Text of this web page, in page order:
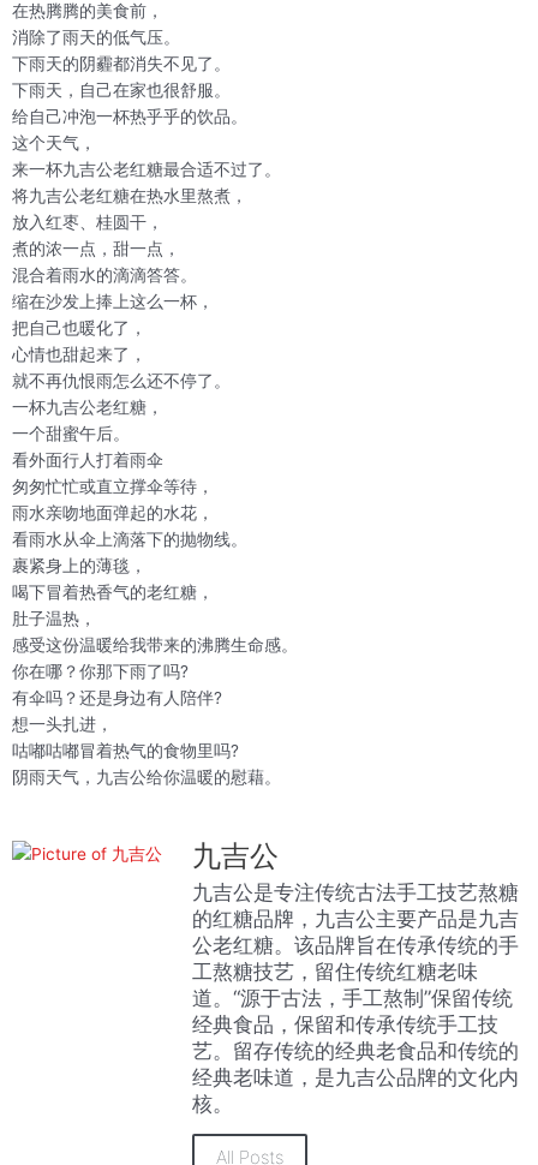
在热腾腾的美食前，
消除了雨天的低气压。
下雨天的阴霾都消失不见了。
下雨天，自己在家也很舒服。
给自己冲泡一杯热乎乎的饮品。
这个天气，
来一杯九吉公老红糖最合适不过了。
将九吉公老红糖在热水里熬煮，
放入红枣、桂圆干，
煮的浓一点，甜一点，
混合着雨水的滴滴答答。
缩在沙发上捧上这么一杯，
把自己也暖化了，
心情也甜起来了，
就不再仇恨雨怎么还不停了。
一杯九吉公老红糖，
一个甜蜜午后。
看外面行人打着雨伞
匆匆忙忙或直立撑伞等待，
雨水亲吻地面弹起的水花，
看雨水从伞上滴落下的抛物线。
裹紧身上的薄毯，
喝下冒着热香气的老红糖，
肚子温热，
感受这份温暖给我带来的沸腾生命感。
你在哪？你那下雨了吗?
有伞吗？还是身边有人陪伴?
想一头扎进，
咕嘟咕嘟冒着热气的食物里吗?
阴雨天气，九吉公给你温暖的慰藉。
九吉公
九吉公是专注传统古法手工技艺熬糖
的红糖品牌，九吉公主要产品是九吉
公老红糖。该品牌旨在传承传统的手
工熬糖技艺，留住传统红糖老味
道。“源于古法，手工熬制”保留传统
经典食品，保留和传承传统手工技
艺。留存传统的经典老食品和传统的
经典老味道，是九吉公品牌的文化内
核。
All Posts